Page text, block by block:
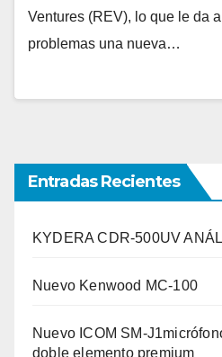
Ventures (REV), lo que le da
problemas una nueva…
Entradas Recientes
KYDERA CDR-500UV
Nuevo Kenwood MC-100
Nuevo ICOM SM-
doble elemento premium